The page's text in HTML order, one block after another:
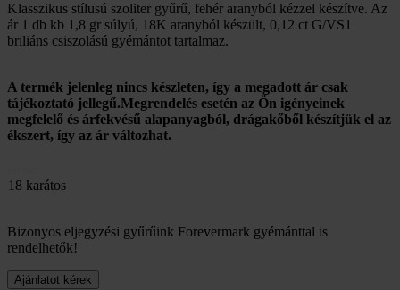
Klasszikus stílusú szoliter gyűrű, fehér aranyból kézzel készítve. Az
ár 1 db kb 1,8 gr súlyú, 18K aranyból készült, 0,12 ct G/VS1
briliáns csiszolású gyémántot tartalmaz.
A termék jelenleg nincs készleten, így a megadott ár csak
tájékoztató jellegű.Megrendelés esetén az Ön igényeinek
megfelelő és árfekvésű alapanyagból, drágakőből készítjük el az
ékszert, így az ár változhat.
18 karátos
Bizonyos eljegyzési gyűrűink Forevermark gyémánttal is
rendelhetők!